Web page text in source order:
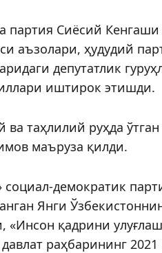
партия Сиёсий
аъзолари, ҳудудий
депутатлик
иштирок этишди.
ва таҳлилий руҳда
маъруза қилди.
социал-демократик
Янги
«Инсон қадрини
давлат раҳбарининг